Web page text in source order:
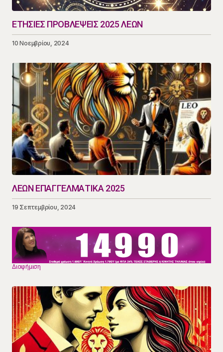
ΕΤΗΣΙΕΣ ΠΡΟΒΛΕΨΕΙΣ 2025 ΛΕΩΝ
10 Νοεμβρίου, 2024
ΛΕΩΝ ΕΠΑΓΓΕΛΜΑΤΙΚΑ 2025
19 Σεπτεμβρίου, 2024
Διαφήμιση